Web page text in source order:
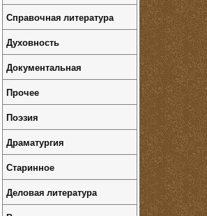
Справочная литература
Духовность
Документальная
Прочее
Поэзия
Драматургия
Старинное
Деловая литература